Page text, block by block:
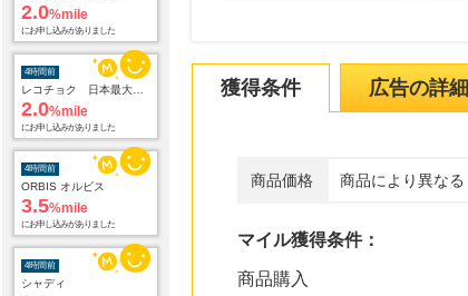
2.0%mile
にお申し込みがありました
4時間前
2.0%mile
にお申し込みがありました
4時間前
ORBIS オルビス
3.5%mile
にお申し込みがありました
4時間前
シャディ
獲得条件 広告の詳細
商品価格 商品により異なる
マイル獲得条件：
商品購入